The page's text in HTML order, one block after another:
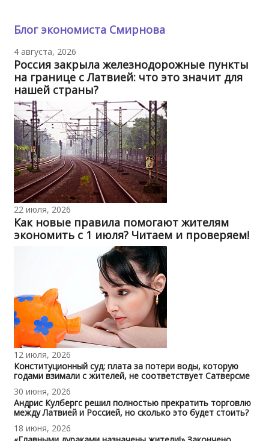
Блог экономиста Смирнова
4 августа, 2026
Россия закрыла железнодорожные пункты
на границе с Латвией: что это значит для
нашей страны?
22 июля, 2026
Как новые правила помогают жителям
экономить с 1 июля? Читаем и проверяем!
12 июля, 2026
Конституционный суд: плата за потери воды, которую
годами взимали с жителей, не соответствует Сатверсме
30 июня, 2026
Андрис Кулбергс решил полностью прекратить торговлю
между Латвией и Россией, но сколько это будет стоить?
18 июня, 2026